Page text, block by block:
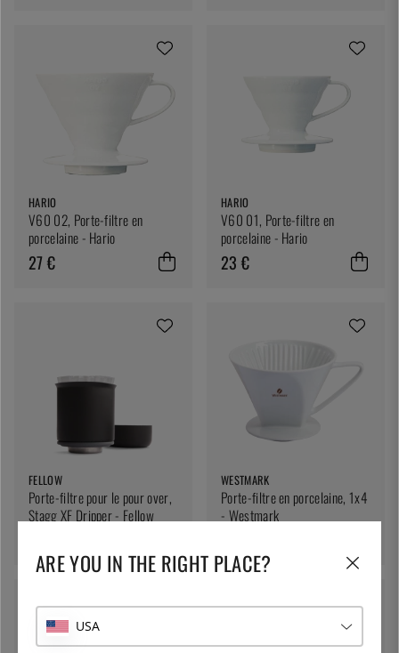
HARIO
V60 02, Porte-filtre en
porcelaine - Hario
27 €
HARIO
V60 01, Porte-filtre en
porcelaine - Hario
23 €
FELLOW
Porte-filtre pour le pour over,
Stagg XF Dripper - Fellow
WESTMARK
Porte-filtre en porcelaine, 1x4
- Westmark
ARE YOU IN THE RIGHT PLACE?
USA